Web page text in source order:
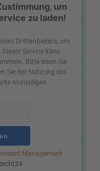
um
zu laden!
Drittanbieters, um
Service kann
Bitte lesen Sie
Sie der Nutzung des
anzuzeigen.
Management